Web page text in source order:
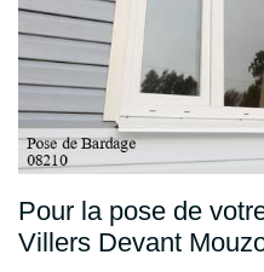
Pour la pose de
Villers Devant